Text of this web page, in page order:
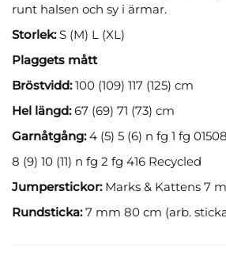
runt halsen och sy i ärmar.
Storlek:S (M) L (XL)
Plaggets mått
Bröstvidd:100 (109) 117 (125) cm
Hel längd:67 (69) 71 (73) cm
Garnåtgång:4 (5) 5 (6) n fg 1 fg
8 (9) 10 (11) n fg 2 fg 416 Recycled
Jumperstickor:Marks & Kattens 7
Rundsticka:7 mm 80 cm (arb.